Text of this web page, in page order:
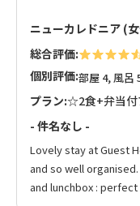
ニューカレドニア (
総合評価:
個別評価:部屋 4, 風呂
プラン:☆2食+弁当付
- 件名なし -
Lovely stay at Guest
and so well
and lunchbox :